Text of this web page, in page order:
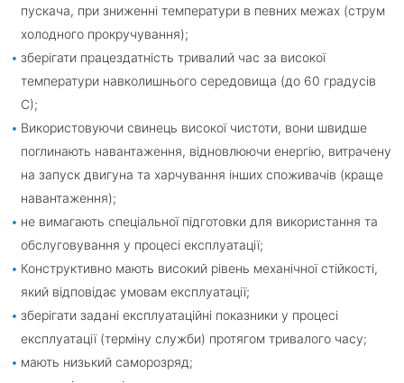
пускача, при зниженні температури в певних межах (струм
холодного прокручування);
зберігати працездатність тривалий час за високої
температури навколишнього середовища (до 60 градусів
С);
Використовуючи свинець високої чистоти, вони швидше
поглинають навантаження, відновлюючи енергію, витрачену
на запуск двигуна та харчування інших споживачів (краще
навантаження);
не вимагають спеціальної підготовки для використання та
обслуговування у процесі експлуатації;
Конструктивно мають високий рівень механічної стійкості,
який відповідає умовам експлуатації;
зберігати задані експлуатаційні показники у процесі
експлуатації (терміну служби) протягом тривалого часу;
мають низький саморозряд;